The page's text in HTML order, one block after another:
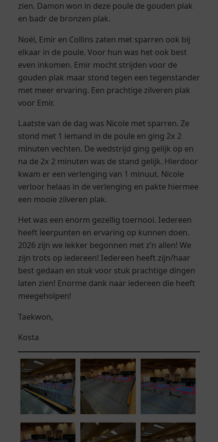
zien. Damon won in deze poule de gouden plak
en badr de bronzen plak.
Noël, Emir en Collins zaten met sparren ook bij
elkaar in de poule. Voor hun was het ook best
even inkomen. Emir mocht strijden voor de
gouden plak maar stond tegen een tegenstander
met meer ervaring. Een prachtige zilveren plak
voor Emir.
Laatste van de dag was Nicole met sparren. Ze
stond met 1 iemand in de poule en ging 2x 2
minuten vechten. De wedstrijd ging gelijk op en
na de 2x 2 minuten was de stand gelijk. Hierdoor
kwam er een verlenging van 1 minuut. Nicole
verloor helaas in de verlenging en pakte hiermee
een mooie zilveren plak.
Het was een enorm gezellig toernooi. Iedereen
heeft leerpunten en ervaring op kunnen doen.
2026 zijn we lekker begonnen met z’n allen! We
zijn trots op iedereen! Iedereen heeft zijn/haar
best gedaan en stuk voor stuk prachtige dingen
laten zien! Enorme dank naar iedereen die heeft
meegeholpen!
Taekwon,
Kosta